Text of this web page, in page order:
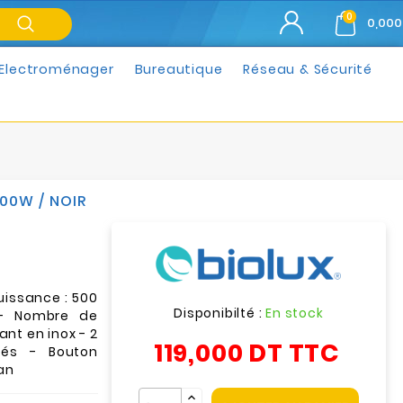
0
Bureautique Réseau & Sécurité
/ NOIR
: 500
de
en inox - 2
- Bouton
Disponibilté :En stock
119,000 DT TTC